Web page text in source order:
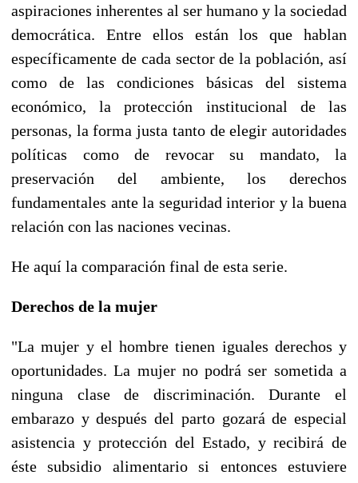
aspiraciones inherentes al ser humano y la sociedad
democrática. Entre ellos están los que hablan
específicamente de cada sector de la población, así
como de las condiciones básicas del sistema
económico, la protección institucional de las
personas, la forma justa tanto de elegir autoridades
políticas como de revocar su mandato, la
preservación del ambiente, los derechos
fundamentales ante la seguridad interior y la buena
relación con las naciones vecinas.
He aquí la comparación final de esta serie.
Derechos de la mujer
"La mujer y el hombre tienen iguales derechos y
oportunidades. La mujer no podrá ser sometida a
ninguna clase de discriminación. Durante el
embarazo y después del parto gozará de especial
asistencia y protección del Estado, y recibirá de
éste subsidio alimentario si entonces estuviere